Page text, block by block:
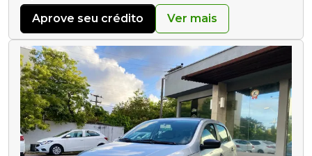
Aprove seu crédito Ver mais